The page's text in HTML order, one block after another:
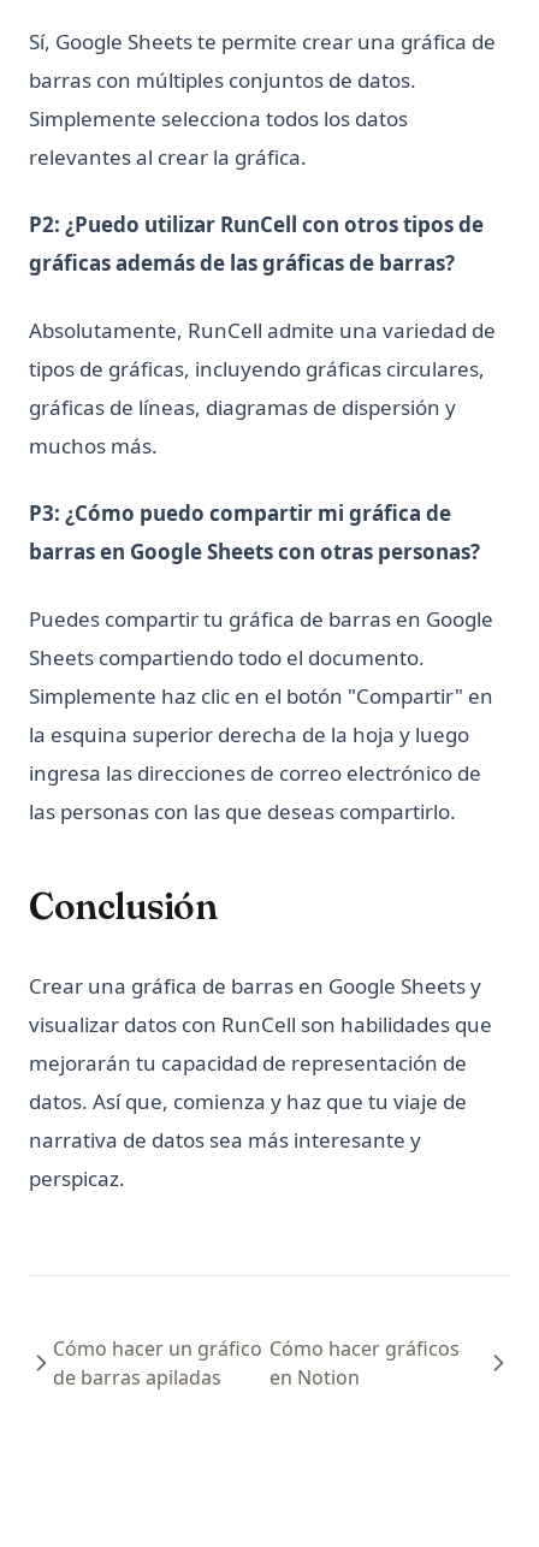
Sí, Google Sheets te permite crear una gráfica de
barras con múltiples conjuntos de datos.
Simplemente selecciona todos los datos
relevantes al crear la gráfica.
P2: ¿Puedo utilizar RunCell con otros tipos de
gráficas además de las gráficas de barras?
Absolutamente, RunCell admite una variedad de
tipos de gráficas, incluyendo gráficas circulares,
gráficas de líneas, diagramas de dispersión y
muchos más.
P3: ¿Cómo puedo compartir mi gráfica de
barras en Google Sheets con otras personas?
Puedes compartir tu gráfica de barras en Google
Sheets compartiendo todo el documento.
Simplemente haz clic en el botón "Compartir" en
la esquina superior derecha de la hoja y luego
ingresa las direcciones de correo electrónico de
las personas con las que deseas compartirlo.
Conclusión
Crear una gráfica de barras en Google Sheets y
visualizar datos con RunCell son habilidades que
mejorarán tu capacidad de representación de
datos. Así que, comienza y haz que tu viaje de
narrativa de datos sea más interesante y
perspicaz.
Cómo hacer un gráfico
de barras apiladas
Cómo hacer gráficos
en Notion